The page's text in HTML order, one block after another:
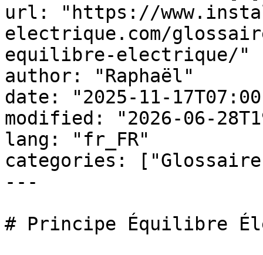
url: "https://
electrique.com/
equilibre-electrique/"
author: "Raphaël"
date: "2025-11-
modified: "2026-06-
lang: "fr_FR"
categories:
---
# Principe Équilibre